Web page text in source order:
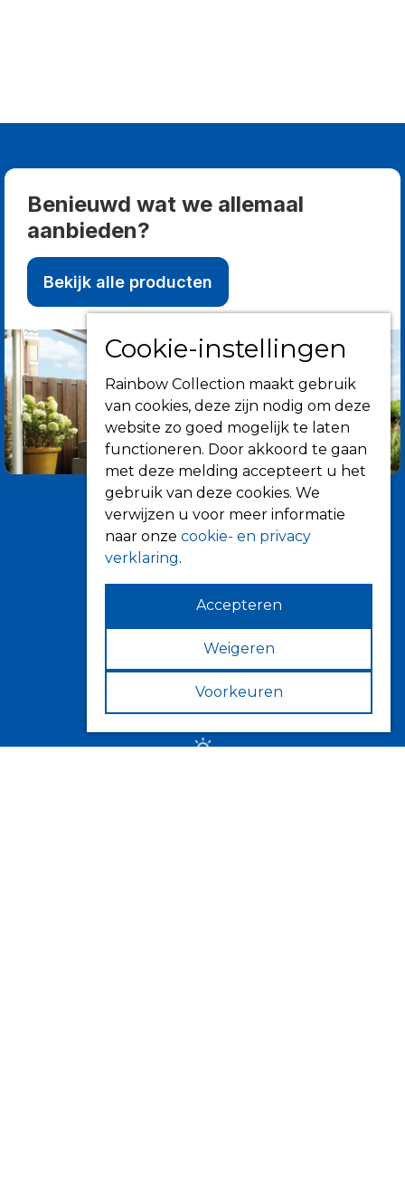
Benieuwd wat we allemaal
aanbieden?
Bekijk alle producten
Informatie
Over ons
Tips
Verkooppunten
Cookie-instellingen
Rainbow Collection maakt gebruik
van cookies, deze zijn nodig om deze
website zo goed mogelijk te laten
functioneren. Door akkoord te gaan
met deze melding accepteert u het
gebruik van deze cookies. We
verwijzen u voor meer informatie
naar onze cookie- en privacy
verklaring.
Accepteren
Weigeren
Voorkeuren